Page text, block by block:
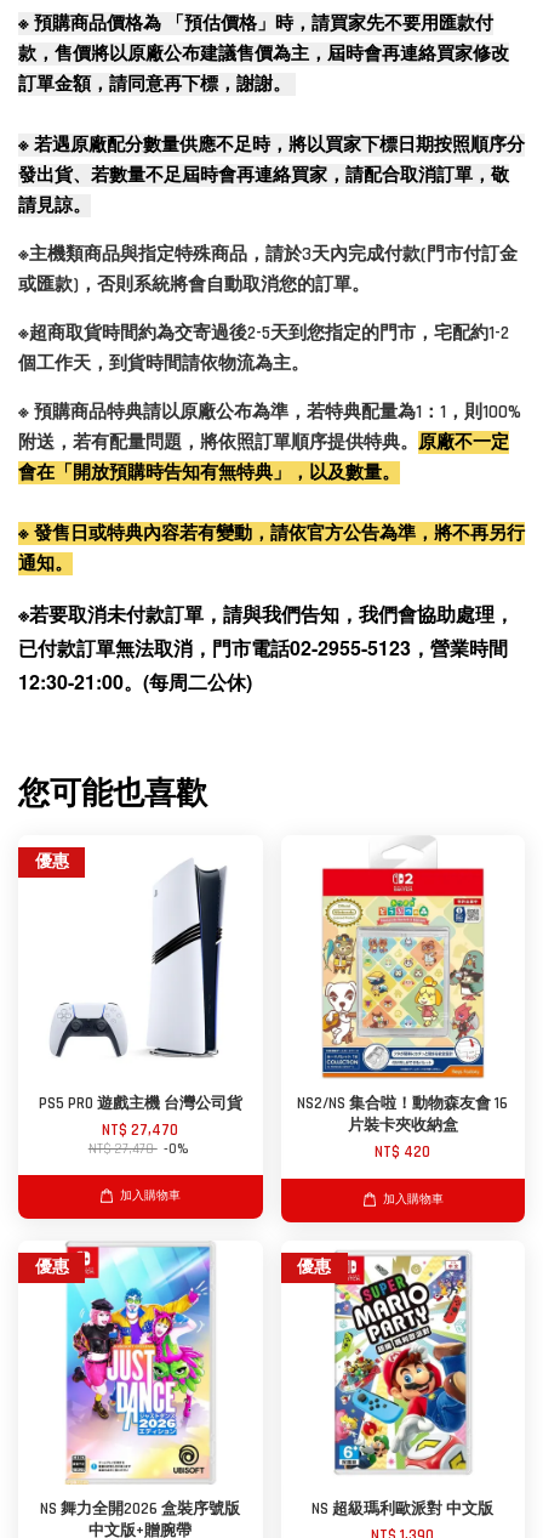
※ 預購商品價格為 「預估價格」時，請買家先不要用匯款付
款，售價將以原廠公布建議售價為主，屆時會再連絡買家修改
訂單金額，請同意再下標，謝謝。
※ 若遇原廠配分數量供應不足時，將以買家下標日期按照順序分
發出貨、若數量不足屆時會再連絡買家，請配合取消訂單，敬
請見諒。
※主機類商品與指定特殊商品，請於3天內完成付款(門市付訂金
或匯款)，否則系統將會自動取消您的訂單。
※超商取貨時間約為交寄過後2-5天到您指定的門市，宅配約1-2
個工作天，到貨時間請依物流為主。
※ 預購商品特典請以原廠公布為準，若特典配量為1：1，則100%
附送，若有配量問題，將依照訂單順序提供特典。 原廠不一定
會在「開放預購時告知有無特典」，以及數量。
※ 發售日或特典內容若有變動，請依官方公告為準，將不再另行
通知。
※若要取消未付款訂單，請與我們告知，我們會協助處理，
已付款訂單無法取消，門市電話02-2955-5123，營業時間
12:30-21:00。(每周二公休)
您可能也喜歡
優惠
PS5 PRO 遊戲主機 台灣公司貨
NT$ 27,470
NT$ 27,478 -0%
加入購物車
NS2/NS 集合啦！動物森友會 16
片裝卡夾收納盒
NT$ 420
加入購物車
優惠
NS 舞力全開2026 盒裝序號版
中文版+贈腕帶
優惠
NS 超級瑪利歐派對 中文版